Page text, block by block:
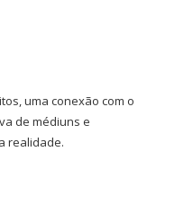
uma conexão com o
de médiuns e
realidade.